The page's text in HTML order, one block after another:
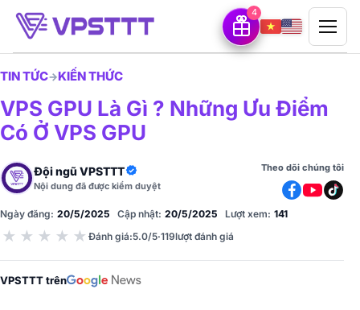
4
TIN TỨC→KIẾN THỨC
VPS GPU Là Gì ? Những Ưu Điểm
Có Ở VPS GPU
Đội ngũ VPSTTT
Nội dung đã được kiểm duyệt
Theo dõi chúng tôi
Ngày đăng: 20/5/2025 Cập nhật: 20/5/2025 Lượt xem: 141
★ ★ ★ ★ ★ Đánh giá:5.0/5·119lượt đánh giá
VPSTTT trên